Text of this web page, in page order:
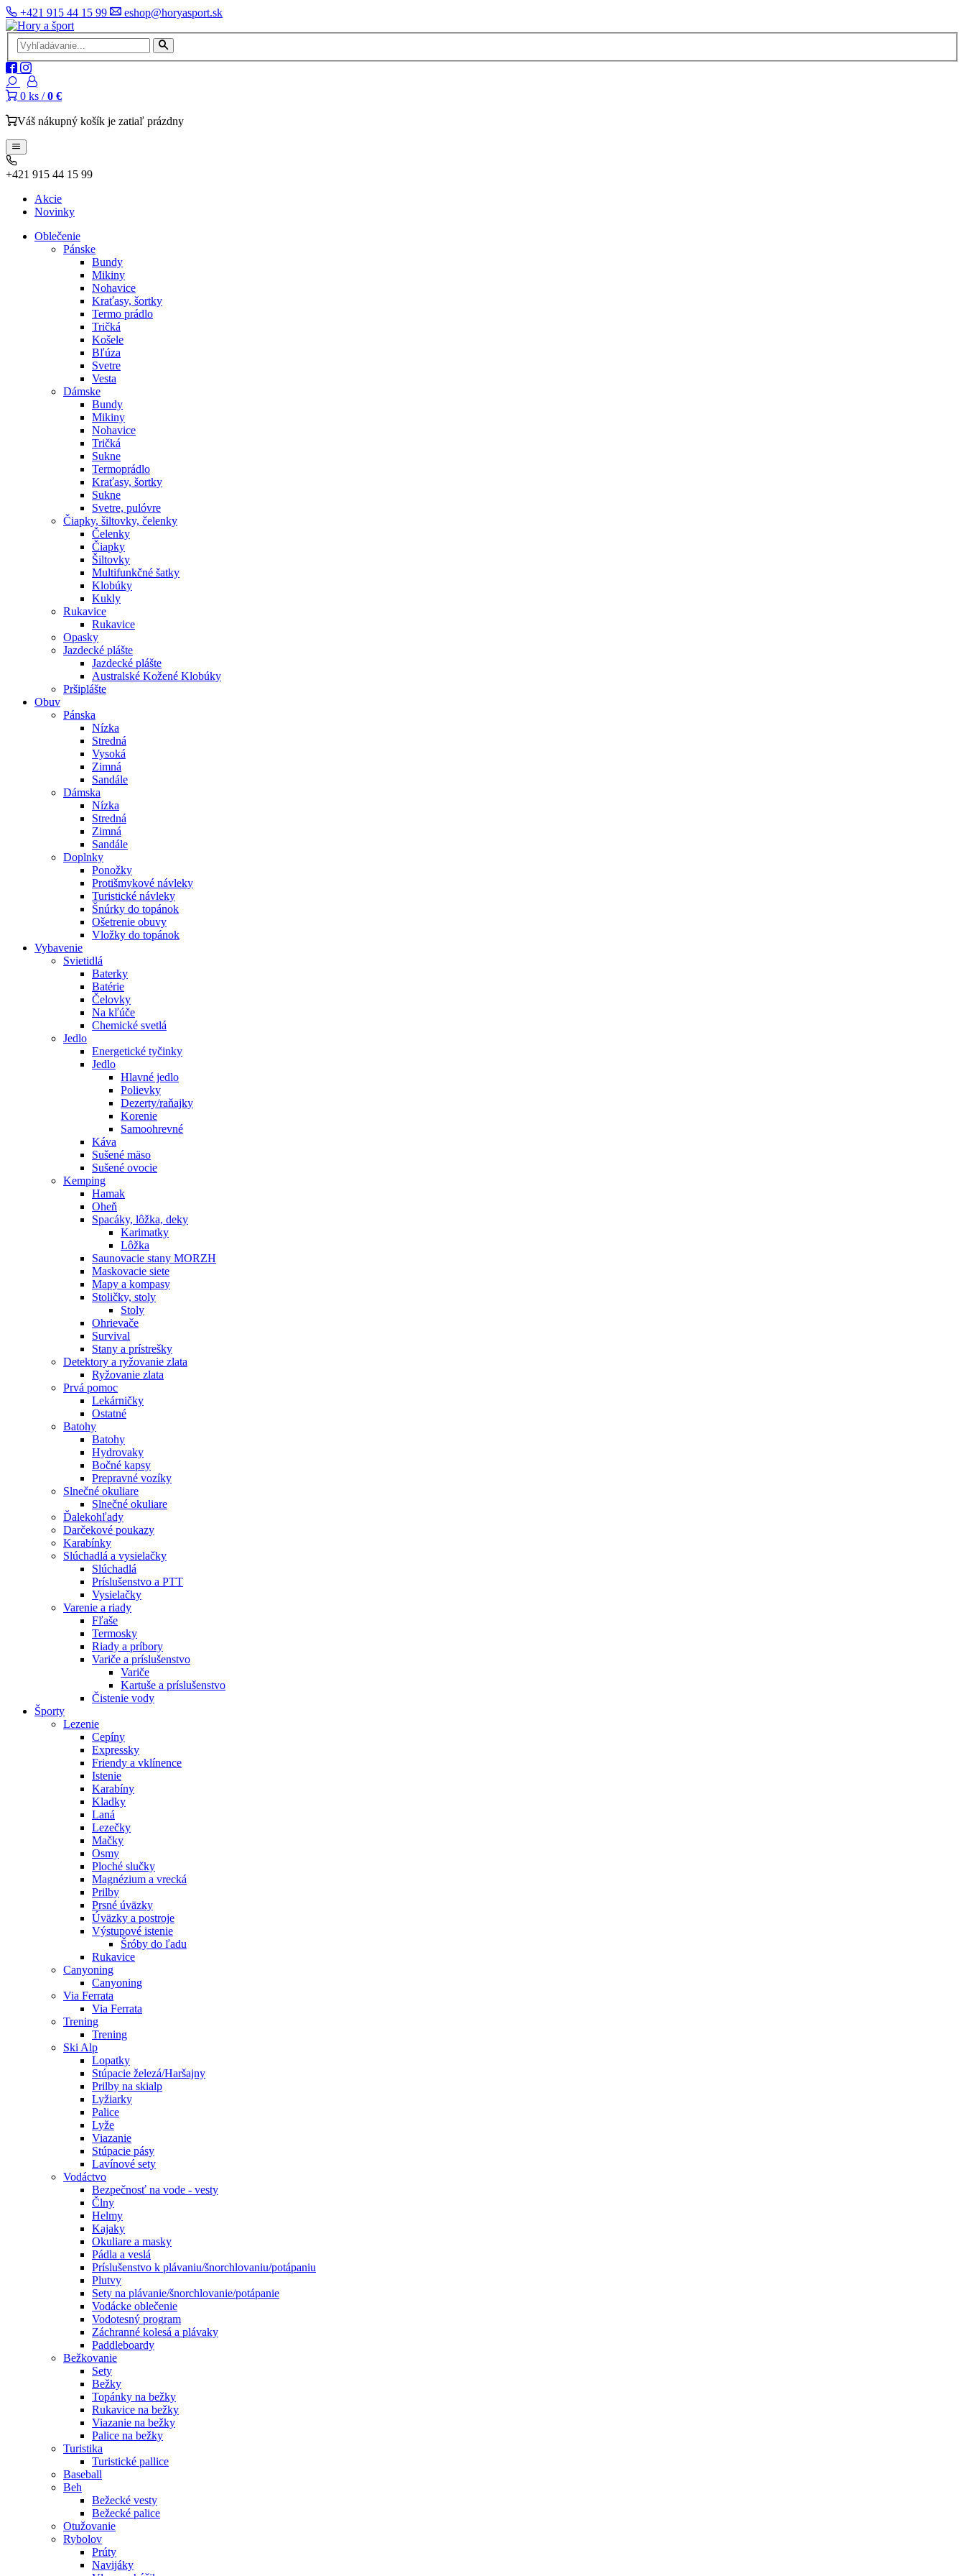
+421 915 44 15 99 eshop@horyasport.sk
0 ks / 0 €
Váš nákupný košík je zatiaľ prázdny
+421 915 44 15 99
Akcie
Novinky
Oblečenie
Pánske
Bundy
Mikiny
Nohavice
Kraťasy, šortky
Termo prádlo
Tričká
Košele
Bľúza
Svetre
Vesta
Dámske
Bundy
Mikiny
Nohavice
Tričká
Sukne
Termoprádlo
Kraťasy, šortky
Sukne
Svetre, pulóvre
Čiapky, šiltovky, čelenky
Čelenky
Čiapky
Šiltovky
Multifunkčné šatky
Klobúky
Kukly
Rukavice
Rukavice
Opasky
Jazdecké plášte
Jazdecké plášte
Australské Kožené Klobúky
Pršiplášte
Obuv
Pánska
Nízka
Stredná
Vysoká
Zimná
Sandále
Dámska
Nízka
Stredná
Zimná
Sandále
Doplnky
Ponožky
Protišmykové návleky
Turistické návleky
Šnúrky do topánok
Ošetrenie obuvy
Vložky do topánok
Vybavenie
Svietidlá
Baterky
Batérie
Čelovky
Na kľúče
Chemické svetlá
Jedlo
Energetické tyčinky
Jedlo
Hlavné jedlo
Polievky
Dezerty/raňajky
Korenie
Samoohrevné
Káva
Sušené mäso
Sušené ovocie
Kemping
Hamak
Oheň
Spacáky, lôžka, deky
Karimatky
Lôžka
Saunovacie stany MORZH
Maskovacie siete
Mapy a kompasy
Stoličky, stoly
Stoly
Ohrievače
Survival
Stany a prístrešky
Detektory a ryžovanie zlata
Ryžovanie zlata
Prvá pomoc
Lekárničky
Ostatné
Batohy
Batohy
Hydrovaky
Bočné kapsy
Prepravné vozíky
Slnečné okuliare
Slnečné okuliare
Ďalekohľady
Darčekové poukazy
Karabínky
Slúchadlá a vysielačky
Slúchadlá
Príslušenstvo a PTT
Vysielačky
Varenie a riady
Fľaše
Termosky
Riady a príbory
Variče a príslušenstvo
Variče
Kartuše a príslušenstvo
Čistenie vody
Športy
Lezenie
Cepíny
Expressky
Friendy a vklínence
Istenie
Karabíny
Kladky
Laná
Lezečky
Mačky
Osmy
Ploché slučky
Magnézium a vrecká
Prilby
Prsné úväzky
Úväzky a postroje
Výstupové istenie
Šróby do ľadu
Rukavice
Canyoning
Canyoning
Via Ferrata
Via Ferrata
Trening
Trening
Ski Alp
Lopatky
Stúpacie železá/Haršajny
Prilby na skialp
Lyžiarky
Palice
Lyže
Viazanie
Stúpacie pásy
Lavínové sety
Vodáctvo
Bezpečnosť na vode - vesty
Člny
Helmy
Kajaky
Okuliare a masky
Pádla a veslá
Príslušenstvo k plávaniu/šnorchlovaniu/potápaniu
Plutvy
Sety na plávanie/šnorchlovanie/potápanie
Vodácke oblečenie
Vodotesný program
Záchranné kolesá a plávaky
Paddleboardy
Bežkovanie
Sety
Bežky
Topánky na bežky
Rukavice na bežky
Viazanie na bežky
Palice na bežky
Turistika
Turistické pallice
Baseball
Beh
Bežecké vesty
Bežecké palice
Otužovanie
Rybolov
Prúty
Navijáky